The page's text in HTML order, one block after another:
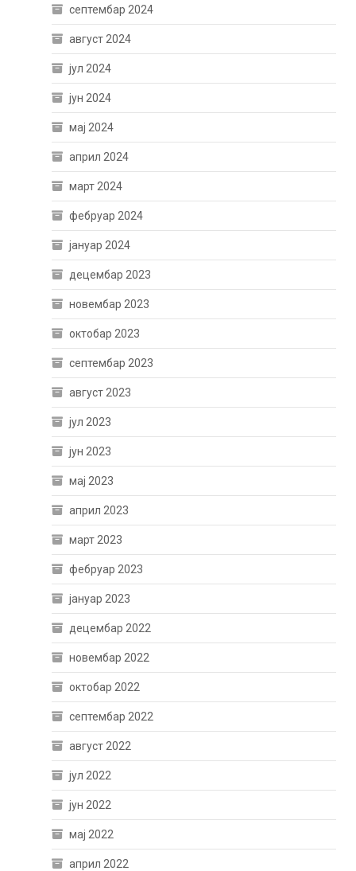
септембар 2024
август 2024
јул 2024
јун 2024
мај 2024
април 2024
март 2024
фебруар 2024
јануар 2024
децембар 2023
новембар 2023
октобар 2023
септембар 2023
август 2023
јул 2023
јун 2023
мај 2023
април 2023
март 2023
фебруар 2023
јануар 2023
децембар 2022
новембар 2022
октобар 2022
септембар 2022
август 2022
јул 2022
јун 2022
мај 2022
април 2022